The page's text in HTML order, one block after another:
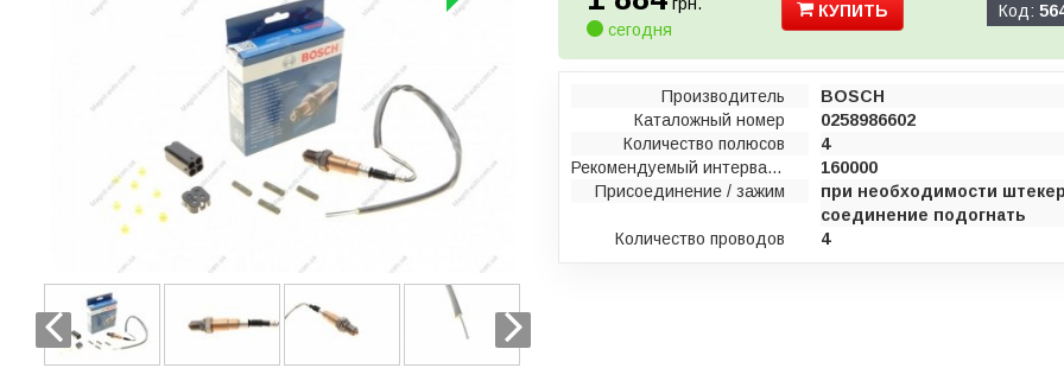
сегодня
КУПИТЬ Код:
Производитель
BOSCH
Каталожный номер
0258986602
Количество полюсов
4
Рекомендуемый интервал технического обслуживания [км]
160000
Присоединение / зажим
при необходимости
соединение подогнать
Количество проводов
4